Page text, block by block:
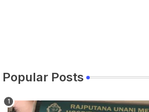
Popular Posts